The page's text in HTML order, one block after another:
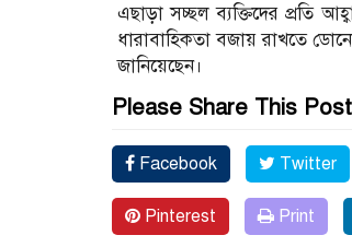
এছাড়া সচ্ছল ব্যক্তিদের প্রতি
ধারাবাহিকতা বজায় রাখতে
জানিয়েছেন।
Please Share This
Facebook Twitter
Pinterest Print